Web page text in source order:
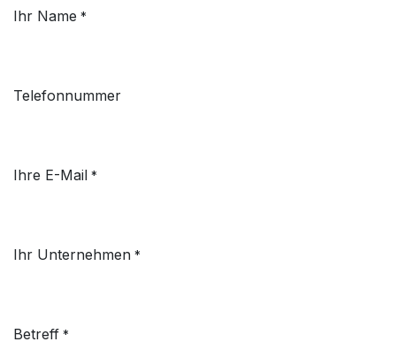
Ihr Name *
Telefonnummer
Ihre E-Mail *
Ihr Unternehmen *
Betreff *